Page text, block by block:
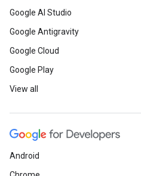
Google AI Studio
Google Antigravity
Google Cloud
Google Play
View all
Android